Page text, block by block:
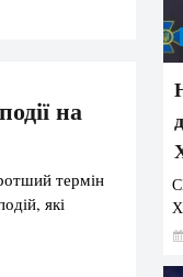
на
термін
які